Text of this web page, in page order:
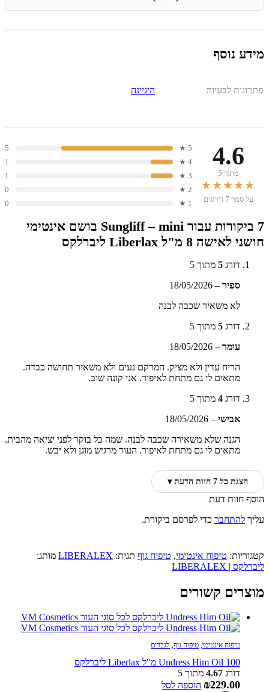
מידע נוסף
פתרונות לבעיות היגיינה
4.6
מתוך 5
★★★★★
על סמך 7 דירוגים
5 ★
5
4 ★
1
3 ★
1
2 ★
0
1 ★
0
7 ביקורות עבור
Sungliff – mini בושם אינטימי
חושני לאישה 8 מ"ל Liberlax ליברלקס
דורג 5 מתוך 5
ספיר –
18/05/2026
לא משאיר שכבה לבנה
דורג 5 מתוך 5
עומר –
18/05/2026
הריח עדין ולא מציק. המרקם נעים ולא משאיר תחושה כבדה.
מתאים לי גם מתחת לאיפור. אני קונה שוב.
דורג 4 מתוך 5
אבישי –
18/05/2026
הגנה שלא משאירה שכבה לבנה. שמה כל בוקר לפני יציאה מהבית.
מתאים לי גם מתחת לאיפור. העור מרגיש מוגן ולא יבש.
הצגת כל 7 חוות הדעת ▾
הוסף חוות דעת
עליך להתחבר כדי לפרסם ביקורת.
קטגוריות: טיפוח אינטימי, טיפוח גוף תגית: LIBERALEX מותג:
ליברלקס | LIBERALEX
מוצרים קשורים
טיפוח אינטימי, טיפוח גוף, לגברים
Undress Him Oil 100 מ"ל Liberlax ליברלקס
דורג 4.67 מתוך 5
₪229.00 הוספה לסל